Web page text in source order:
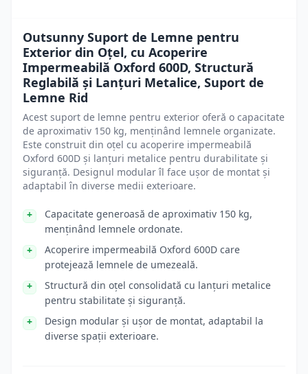
Outsunny Suport de Lemne pentru
Exterior din Oțel, cu Acoperire
Impermeabilă Oxford 600D, Structură
Reglabilă și Lanțuri Metalice, Suport de
Lemne Rid
Acest suport de lemne pentru exterior oferă o capacitate
de aproximativ 150 kg, menținând lemnele organizate.
Este construit din oțel cu acoperire impermeabilă
Oxford 600D și lanțuri metalice pentru durabilitate și
siguranță. Designul modular îl face ușor de montat și
adaptabil în diverse medii exterioare.
Capacitate generoasă de aproximativ 150 kg,
menținând lemnele ordonate.
Acoperire impermeabilă Oxford 600D care
protejează lemnele de umezeală.
Structură din oțel consolidată cu lanțuri metalice
pentru stabilitate și siguranță.
Design modular și ușor de montat, adaptabil la
diverse spații exterioare.